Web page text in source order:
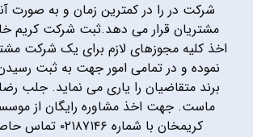
شرکت در را در کمترین زمان و به صورت
مشتریان قرار می دهد.ثبت شرکت کریم
اخذ کلیه مجوزهای لازم برای یک شرکت
نموده و در تمامی امور جهت به ثبت
برند متقاضیان را یاری می نماید. جلب
ماست. جهت اخذ مشاوره رایگان از
کریمخان با شماره ۰۲۱۸۷۱۴۶ تماس حاصل فرمایید.